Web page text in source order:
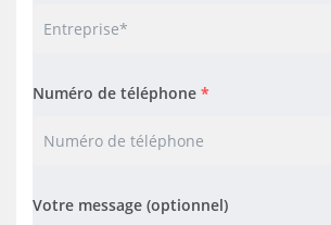
Numéro de téléphone *
Votre message (optionnel)